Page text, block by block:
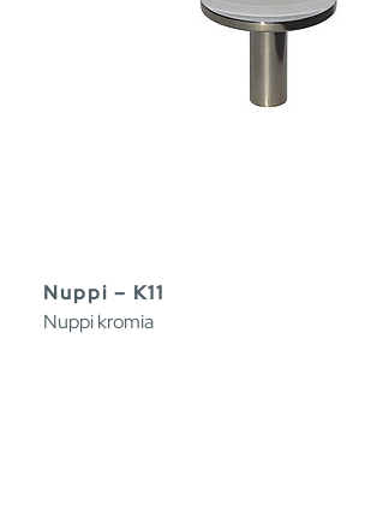
Nuppi – K11
Nuppi kromia